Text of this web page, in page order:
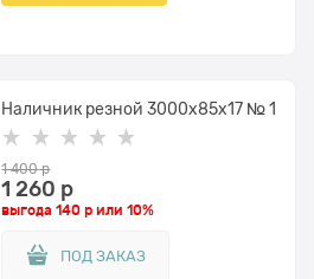
Наличник резной 3000x85х17 № 1
1 400 р
1 260 р
выгода140 р или10%
ПОД ЗАКАЗ